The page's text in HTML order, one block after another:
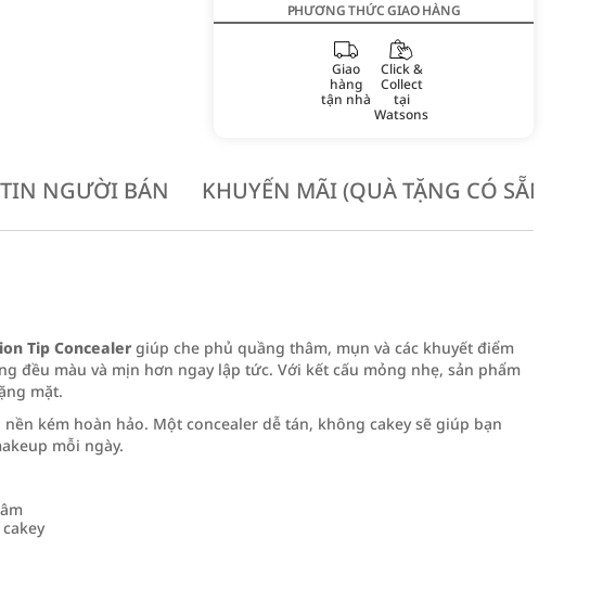
PHƯƠNG THỨC GIAO HÀNG
Giao
hàng
tận nhà
Click &
Collect
tại
Watsons
NGƯỜI BÁN KHUYẾN MÃI (QUÀ TẶNG CÓ SẴN
Tip Concealer giúp che phủ quầng thâm, mụn và các khuyết điểm
đều màu và mịn hơn ngay lập tức. Với kết cấu mỏng nhẹ, sản phẩm
mặt.
kém hoàn hảo. Một concealer dễ tán, không cakey sẽ giúp bạn
mỗi ngày.